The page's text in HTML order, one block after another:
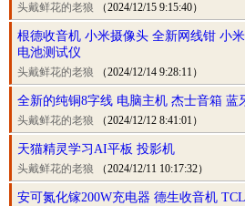
头戴鲜花的老狼 （2024/12/15 9:15:40）
根德收音机 小米摄像头 全新网线钳 小
电池测试仪
头戴鲜花的老狼 （2024/12/14 9:28:11）
全新的纯铜8字线 电脑主机 杰士音箱 蓝
头戴鲜花的老狼 （2024/12/12 8:41:01）
天猫精灵学习AI平板 投影机
头戴鲜花的老狼 （2024/12/11 10:17:32）
安可氮化镓200W充电器 德生收音机